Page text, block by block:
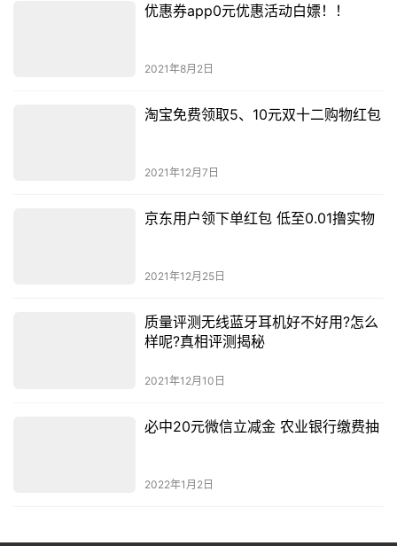
优惠券app0元优惠活动白嫖！！
2021年8月2日
淘宝免费领取5、10元双十二购物红包
2021年12月7日
京东用户领下单红包 低至0.01撸实物
2021年12月25日
质量评测无线蓝牙耳机好不好用?怎么
样呢?真相评测揭秘
2021年12月10日
必中20元微信立减金 农业银行缴费抽
2022年1月2日